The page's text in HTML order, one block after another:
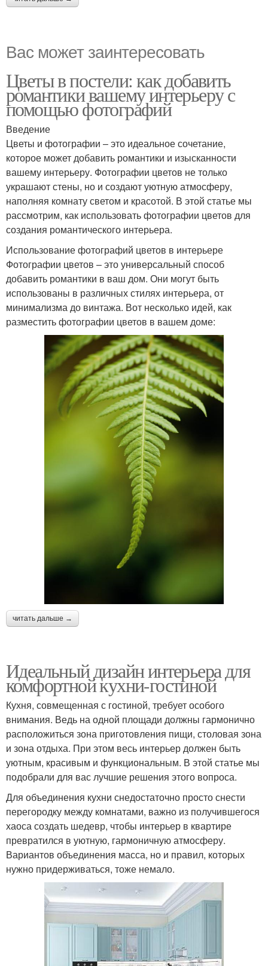
Вас может заинтересовать
Цветы в постели: как добавить
романтики вашему интерьеру с
помощью фотографий
Введение
Цветы и фотографии – это идеальное сочетание,
которое может добавить романтики и изысканности
вашему интерьеру. Фотографии цветов не только
украшают стены, но и создают уютную атмосферу,
наполняя комнату светом и красотой. В этой статье мы
рассмотрим, как использовать фотографии цветов для
создания романтического интерьера.
Использование фотографий цветов в интерьере
Фотографии цветов – это универсальный способ
добавить романтики в ваш дом. Они могут быть
использованы в различных стилях интерьера, от
минимализма до винтажа. Вот несколько идей, как
разместить фотографии цветов в вашем доме:
читать дальше →
Идеальный дизайн интерьера для
комфортной кухни-гостиной
Кухня, совмещенная с гостиной, требует особого
внимания. Ведь на одной площади должны гармонично
расположиться зона приготовления пищи, столовая зона
и зона отдыха. При этом весь интерьер должен быть
уютным, красивым и функциональным. В этой статье мы
подобрали для вас лучшие решения этого вопроса.
Для объединения кухни снедостаточно просто снести
перегородку между комнатами, важно из получившегося
хаоса создать шедевр, чтобы интерьер в квартире
превратился в уютную, гармоничную атмосферу.
Вариантов объединения масса, но и правил, которых
нужно придерживаться, тоже немало.